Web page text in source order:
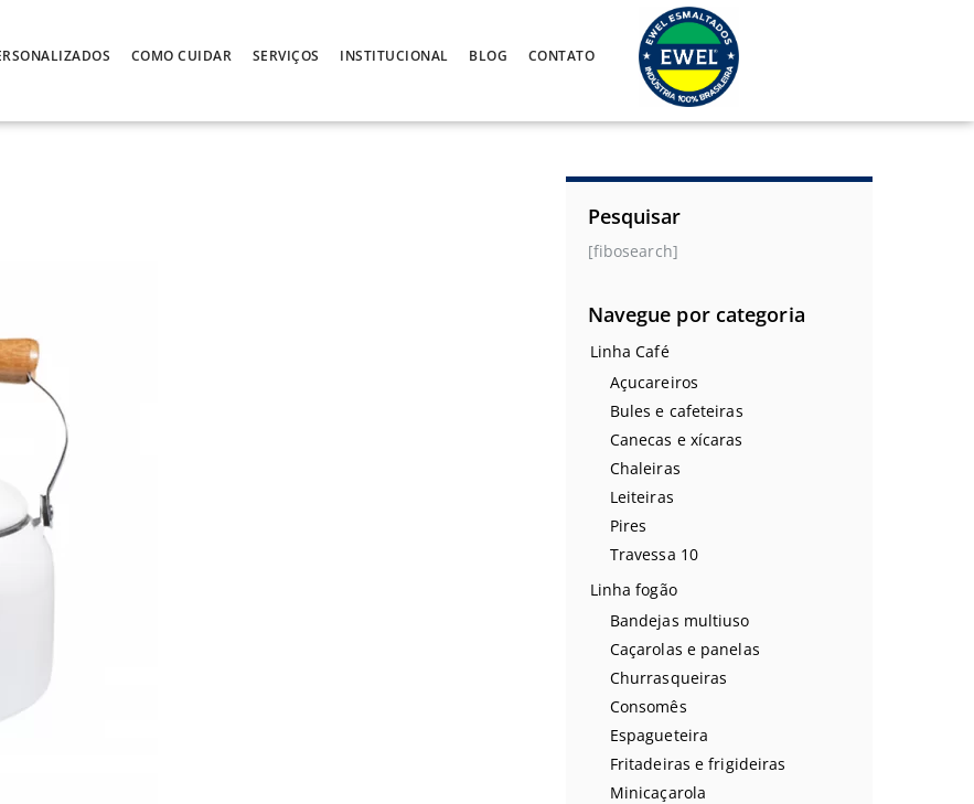
COMO CUIDAR SERVIÇOS INSTITUCIONAL BLOG CONTATO
Pesquisar
[fibosearch]
Navegue por categoria
Linha Café
Açucareiros
Bules e cafeteiras
Canecas e xícaras
Chaleiras
Leiteiras
Pires
Travessa 10
Linha fogão
Bandejas multiuso
Caçarolas e panelas
Churrasqueiras
Consomês
Espagueteira
Fritadeiras e frigideiras
Minicaçarola